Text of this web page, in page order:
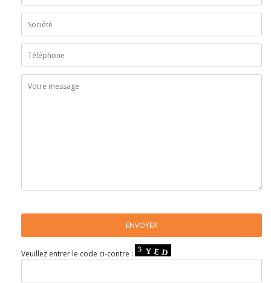
Veuillez entrer le code ci-contre :